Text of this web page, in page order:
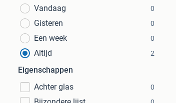
Vandaag
0
Gisteren 0
Een week 0
Altijd 2
Eigenschappen
Achter glas
0